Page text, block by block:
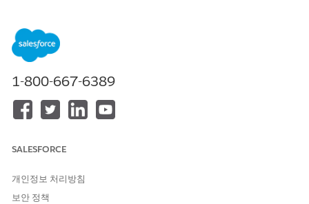
인테이크 특성
이 템플릿의 인테이크 양식은 직원에게 다음 세부 사항을 수집합니
다.
암호 이름: 자격 증명 순환이 필요한 암호의 이름 또는 식별자입
다.
수동 처리
1-800-667-6389
SALESFORCE
개인정보 처리방침
보안 정책